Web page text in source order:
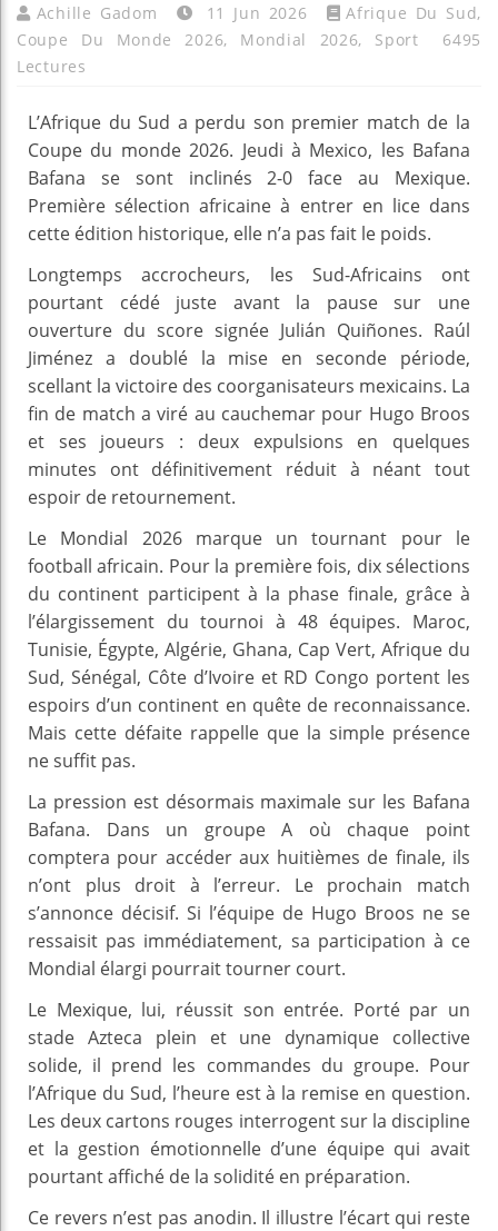
Achille Gadom 11 Jun 2026 Afrique Du Sud,
Coupe Du Monde 2026, Mondial 2026, Sport
6495
Lectures
L’Afrique du Sud a perdu son premier match de la
Coupe du monde 2026. Jeudi à Mexico, les Bafana
Bafana se sont inclinés 2-0 face au Mexique.
Première sélection africaine à entrer en lice dans
cette édition historique, elle n’a pas fait le poids.
Longtemps accrocheurs, les Sud-Africains ont
pourtant cédé juste avant la pause sur une
ouverture du score signée Julián Quiñones. Raúl
Jiménez a doublé la mise en seconde période,
scellant la victoire des coorganisateurs mexicains. La
fin de match a viré au cauchemar pour Hugo Broos
et ses joueurs : deux expulsions en quelques
minutes ont définitivement réduit à néant tout
espoir de retournement.
Le Mondial 2026 marque un tournant pour le
football africain. Pour la première fois, dix sélections
du continent participent à la phase finale, grâce à
l’élargissement du tournoi à 48 équipes. Maroc,
Tunisie, Égypte, Algérie, Ghana, Cap Vert, Afrique du
Sud, Sénégal, Côte d’Ivoire et RD Congo portent les
espoirs d’un continent en quête de reconnaissance.
Mais cette défaite rappelle que la simple présence
ne suffit pas.
La pression est désormais maximale sur les Bafana
Bafana. Dans un groupe A où chaque point
comptera pour accéder aux huitièmes de finale, ils
n’ont plus droit à l’erreur. Le prochain match
s’annonce décisif. Si l’équipe de Hugo Broos ne se
ressaisit pas immédiatement, sa participation à ce
Mondial élargi pourrait tourner court.
Le Mexique, lui, réussit son entrée. Porté par un
stade Azteca plein et une dynamique collective
solide, il prend les commandes du groupe. Pour
l’Afrique du Sud, l’heure est à la remise en question.
Les deux cartons rouges interrogent sur la discipline
et la gestion émotionnelle d’une équipe qui avait
pourtant affiché de la solidité en préparation.
Ce revers n’est pas anodin. Il illustre l’écart qui reste